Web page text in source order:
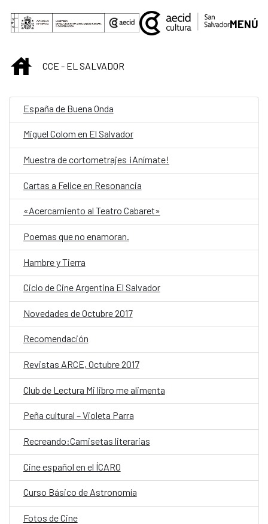
Saltar al contenido principal
MENÚ
INICIOCCE - EL SALVADOR
España de Buena Onda
Miguel Colom en El Salvador
Muestra de cortometrajes ¡Anímate!
Cartas a Felice en Resonancia
«Acercamiento al Teatro Cabaret»
Poemas que no enamoran.
Hambre y Tierra
Ciclo de Cine Argentina El Salvador
Novedades de Octubre 2017
Recomendación
Revistas ARCE, Octubre 2017
Club de Lectura Mi libro me alimenta
Peña cultural – Violeta Parra
Recreando:Camisetas literarias
Cine español en el ÍCARO
Curso Básico de Astronomía
Fotos de Cine